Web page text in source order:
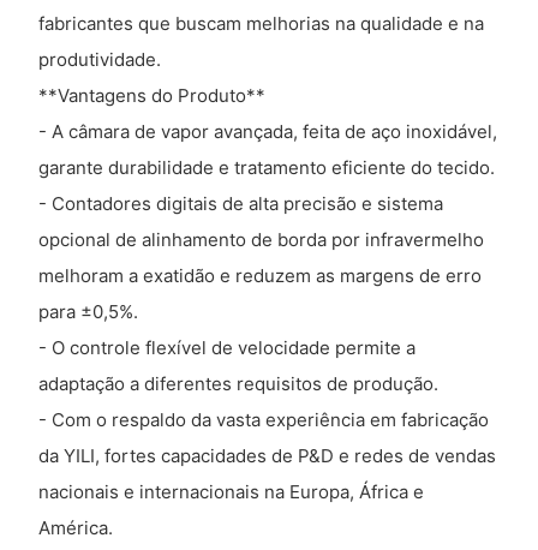
fabricantes que buscam melhorias na qualidade e na
produtividade.
**Vantagens do Produto**
- A câmara de vapor avançada, feita de aço inoxidável,
garante durabilidade e tratamento eficiente do tecido.
- Contadores digitais de alta precisão e sistema
opcional de alinhamento de borda por infravermelho
melhoram a exatidão e reduzem as margens de erro
para ±0,5%.
- O controle flexível de velocidade permite a
adaptação a diferentes requisitos de produção.
- Com o respaldo da vasta experiência em fabricação
da YILI, fortes capacidades de P&D e redes de vendas
nacionais e internacionais na Europa, África e
América.